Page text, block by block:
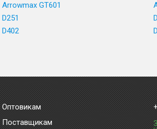
Arrowmax GT601
D251
D402
Оптовикам
Поставщикам